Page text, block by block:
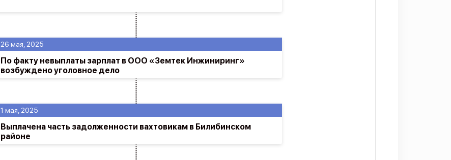
1 мая, 2025
Выплачена часть задолженности вахтовикам в Билибинском
районе
26 мая, 2025
По факту невыплаты зарплат в ООО «Земтек Инжиниринг»
возбуждено уголовное дело